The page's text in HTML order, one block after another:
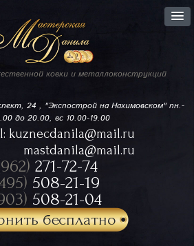
ковки и металлоконструкций
24 , "Экспострой на Нахимовском"пн.-
до 20.00, вс 10.00-19.00
kuznecdanila@mail.ru
mastdanila@mail.ru
271-72-74
508-21-19
508-21-04
бесплатно